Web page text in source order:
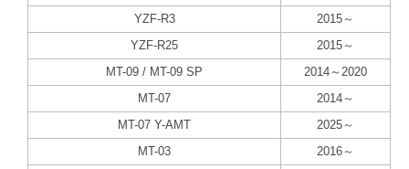
YZF-R3
2015～
YZF-R25
2015～
MT-09 / MT-09 SP
2014～2020
MT-07
2014～
MT-07 Y-AMT
2025～
MT-03
2016～